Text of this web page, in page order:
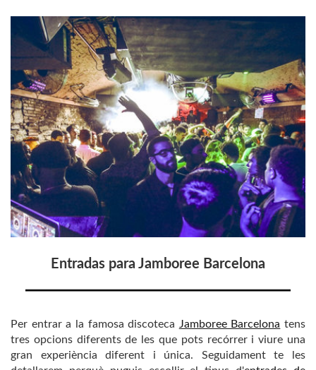
Entradas para Jamboree Barcelona
Per entrar a la famosa discoteca Jamboree Barcelona tens
tres opcions diferents de les que pots recórrer i viure una
gran experiència diferent i única. Seguidament te les